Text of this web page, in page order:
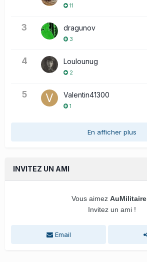
11
3 dragunov
3
4 Loulounug
2
5 Valentin41300
1
En afficher plus
INVITEZ UN AMI
Vous aimez AuMilitaire
Invitez un ami !
Email